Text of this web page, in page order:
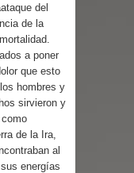
del
de la
a poner
que esto
hombres y
sirvieron y
de la Ira,
al
energías